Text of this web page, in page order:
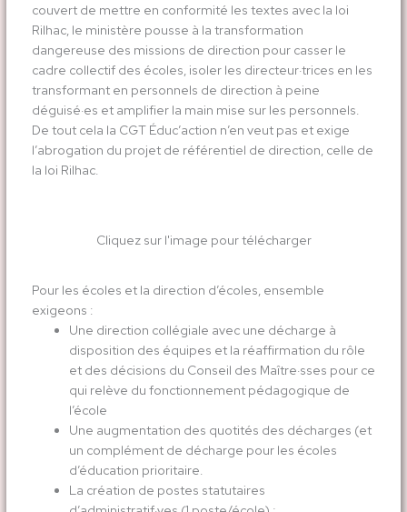
couvert de mettre en conformité les textes avec la loi
Rilhac, le ministère pousse à la transformation
dangereuse des missions de direction pour casser le
cadre collectif des écoles, isoler les directeur·trices en les
transformant en personnels de direction à peine
déguisé·es et amplifier la main mise sur les personnels.
De tout cela la CGT Éduc’action n’en veut pas et exige
l’abrogation du projet de référentiel de direction, celle de
la loi Rilhac.
Cliquez sur l'image pour télécharger
Pour les écoles et la direction d’écoles, ensemble
exigeons :
Une direction collégiale avec une décharge à
disposition des équipes et la réaffirmation du rôle
et des décisions du Conseil des Maître·sses pour ce
qui relève du fonctionnement pédagogique de
l’école
Une augmentation des quotités des décharges (et
un complément de décharge pour les écoles
d’éducation prioritaire.
La création de postes statutaires